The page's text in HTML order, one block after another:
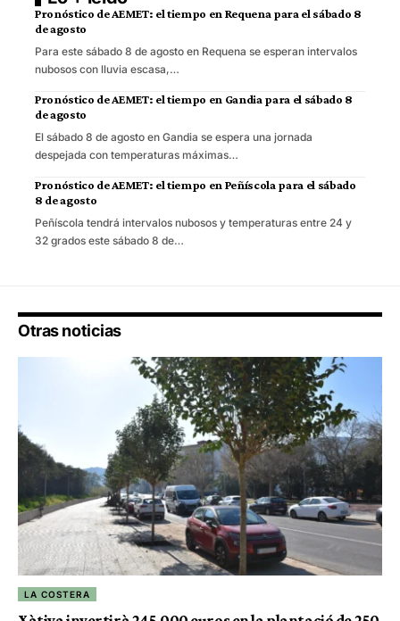
Pronóstico de AEMET: el tiempo en Requena para el sábado 8
de agosto
Para este sábado 8 de agosto en Requena se esperan intervalos
nubosos con lluvia escasa,…
Pronóstico de AEMET: el tiempo en Gandia para el sábado 8
de agosto
El sábado 8 de agosto en Gandia se espera una jornada
despejada con temperaturas máximas…
Pronóstico de AEMET: el tiempo en Peñíscola para el sábado
8 de agosto
Peñíscola tendrá intervalos nubosos y temperaturas entre 24 y
32 grados este sábado 8 de…
Otras noticias
LA COSTERA